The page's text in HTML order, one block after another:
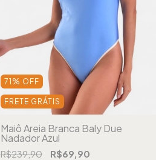
71 % OFF
FRETE GRÁTIS
Maiô Areia Branca Baly Due
Nadador Azul
R$239,90 R$69,90